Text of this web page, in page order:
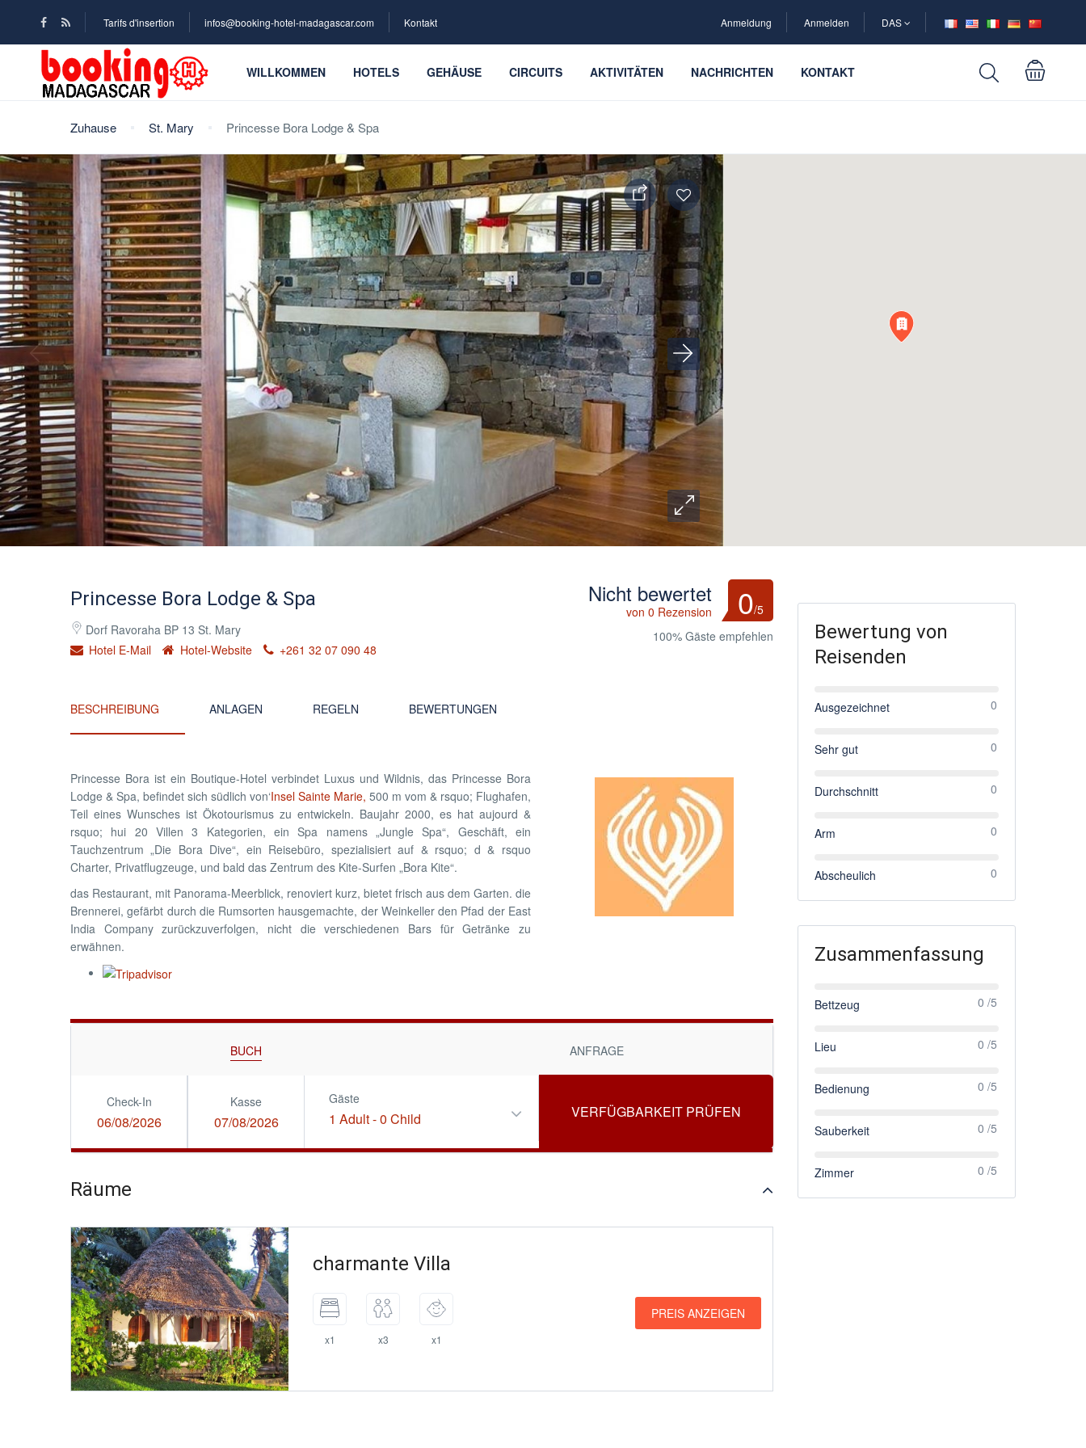
Tarifs d'insertion infos@booking-hotel-madagascar.com Kontakt Anmeldung Anmelden DAS
WILLKOMMEN HOTELS GEHÄUSE CIRCUITS AKTIVITÄTEN NACHRICHTEN KONTAKT
Zuhause St. Mary Princesse Bora Lodge & Spa
Princesse Bora Lodge & Spa
Dorf Ravoraha BP 13 St. Mary
Hotel E-Mail
Hotel-Website +261 32 07 090 48
Nicht bewertet
von 0 Rezension 0/5
100% Gäste empfehlen
BESCHREIBUNG ANLAGEN REGELN BEWERTUNGEN
Princesse Bora ist ein Boutique-Hotel verbindet Luxus und Wildnis, das Princesse Bora
Lodge & Spa, befindet sich südlich von‘Insel Sainte Marie, 500 m vom & rsquo; Flughafen,
Teil eines Wunsches ist Ökotourismus zu entwickeln. Baujahr 2000, es hat aujourd &
rsquo; hui 20 Villen 3 Kategorien, ein Spa namens „Jungle Spa“, Geschäft, ein
Tauchzentrum „Die Bora Dive“, ein Reisebüro, spezialisiert auf & rsquo; d & rsquo
Charter, Privatflugzeuge, und bald das Zentrum des Kite-Surfen „Bora Kite“.
das Restaurant, mit Panorama-Meerblick, renoviert kurz, bietet frisch aus dem Garten. die
Brennerei, gefärbt durch die Rumsorten hausgemachte, der Weinkeller den Pfad der East
India Company zurückzuverfolgen, nicht die verschiedenen Bars für Getränke zu
erwähnen.
BUCH ANFRAGE
Check-In
06/08/2026
Kasse
07/08/2026
Gäste
1 Adult-0 Child
Räume
charmante Villa
x1 x3 x1
PREIS ANZEIGEN
Bewertung von
Reisenden
Ausgezeichnet 0
Sehr gut 0
Durchschnitt 0
Arm 0
Abscheulich 0
Zusammenfassung
Bettzeug 0 /5
Lieu 0 /5
Bedienung 0 /5
Sauberkeit 0 /5
Zimmer 0 /5